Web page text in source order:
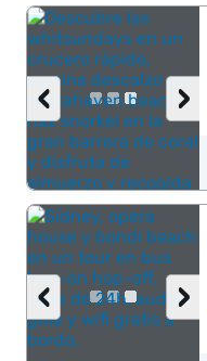
›
‹
›
‹